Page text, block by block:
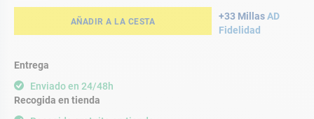
AÑADIR A LA CESTA +33 MillasAD
Fidelidad
Entrega
Enviado en 24/48h
Recogida en tienda